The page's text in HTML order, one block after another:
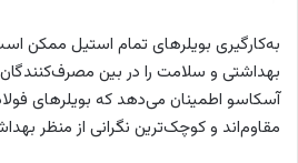
به‌کارگیری بویلرهای تمام استیل ممکن
بهداشتی و سلامت را در بین مصرف‌کنندگان
آسکاسو اطمینان می‌دهد که بویلرهای
مقاوم‌اند و کوچک‌ترین نگرانی از منظر